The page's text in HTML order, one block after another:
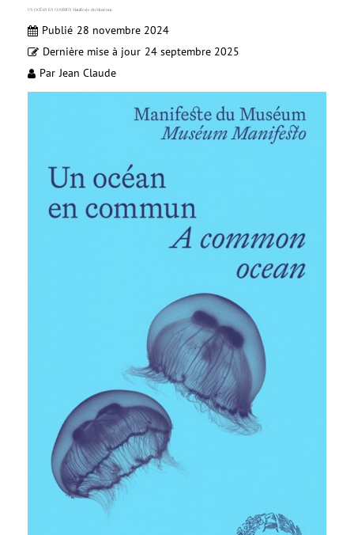
UN OCÉAN EN COMMUN Manifeste du Muséum
Publié 28 novembre 2024
Dernière mise à jour 24 septembre 2025
Par Jean Claude